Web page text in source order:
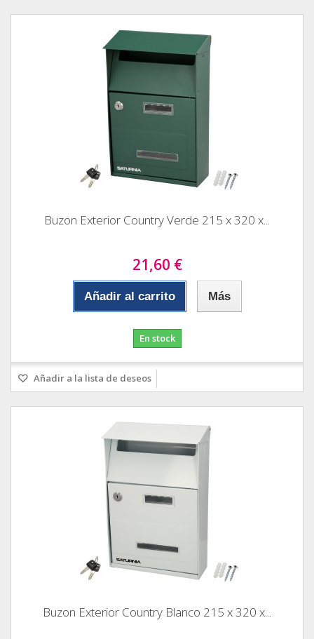
Buzon Exterior Country Verde 215 x 320 x...
21,60 €
Añadir al carrito Más
En stock
Añadir a la lista de deseos
Buzon Exterior Country Blanco 215 x 320 x...